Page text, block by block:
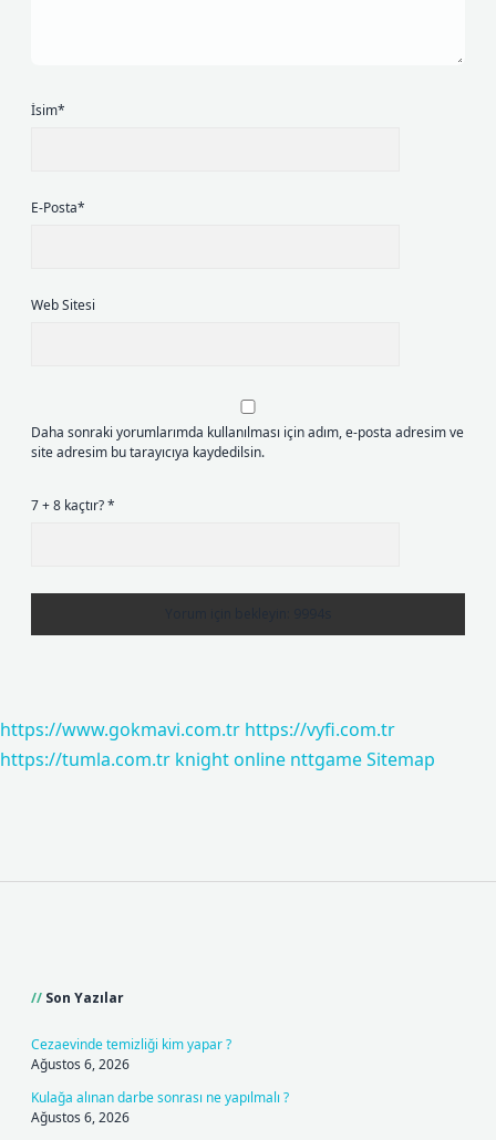
İsim*
E-Posta*
Web Sitesi
Daha sonraki yorumlarımda kullanılması için adım, e-posta adresim ve
site adresim bu tarayıcıya kaydedilsin.
7 + 8 kaçtır?*
https://www.gokmavi.com.tr https://vyfi.com.tr
https://tumla.com.tr knight online nttgameSitemap
Son Yazılar
Cezaevinde temizliği kim yapar ?
Ağustos 6, 2026
Kulağa alınan darbe sonrası ne yapılmalı ?
Ağustos 6, 2026